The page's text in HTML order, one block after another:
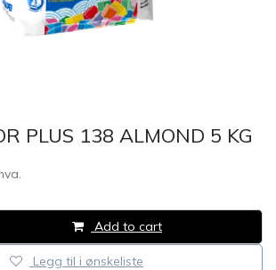
PLUS 138 ALMOND 5 KG
Add to cart
Legg til i ønskeliste